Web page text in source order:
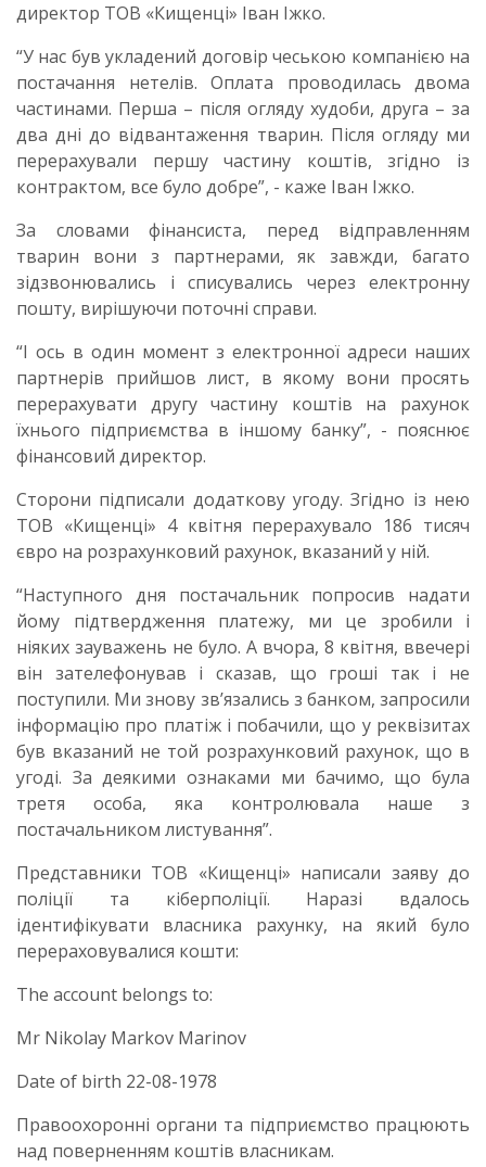
директор ТОВ «Кищенці» Іван Іжко.
“У нас був укладений договір чеською компанією на
постачання нетелів. Оплата проводилась двома
частинами. Перша – після огляду худоби, друга – за
два дні до відвантаження тварин. Після огляду ми
перерахували першу частину коштів, згідно із
контрактом, все було добре”, - каже Іван Іжко.
За словами фінансиста, перед відправленням
тварин вони з партнерами, як завжди, багато
зідзвонювались і списувались через електронну
пошту, вирішуючи поточні справи.
“І ось в один момент з електронної адреси наших
партнерів прийшов лист, в якому вони просять
перерахувати другу частину коштів на рахунок
їхнього підприємства в іншому банку”, - пояснює
фінансовий директор.
Сторони підписали додаткову угоду. Згідно із нею
ТОВ «Кищенці» 4 квітня перерахувало 186 тисяч
євро на розрахунковий рахунок, вказаний у ній.
“Наступного дня постачальник попросив надати
йому підтвердження платежу, ми це зробили і
ніяких зауважень не було. А вчора, 8 квітня, ввечері
він зателефонував і сказав, що гроші так і не
поступили. Ми знову зв’язались з банком, запросили
інформацію про платіж і побачили, що у реквізитах
був вказаний не той розрахунковий рахунок, що в
угоді. За деякими ознаками ми бачимо, що була
третя особа, яка контролювала наше з
постачальником листування”.
Представники ТОВ «Кищенці» написали заяву до
поліції та кіберполіції. Наразі вдалось
ідентифікувати власника рахунку, на який було
перераховувалися кошти:
The account belongs to:
Mr Nikolay Markov Marinov
Date of birth 22-08-1978
Правоохоронні органи та підприємство працюють
над поверненням коштів власникам.